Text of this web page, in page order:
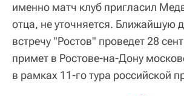
именно матч клуб пригласил
отца, не уточняется.
встречу "Ростов" проведет 28
примет в Ростове-на-Дону
в рамках 11-го тура российской